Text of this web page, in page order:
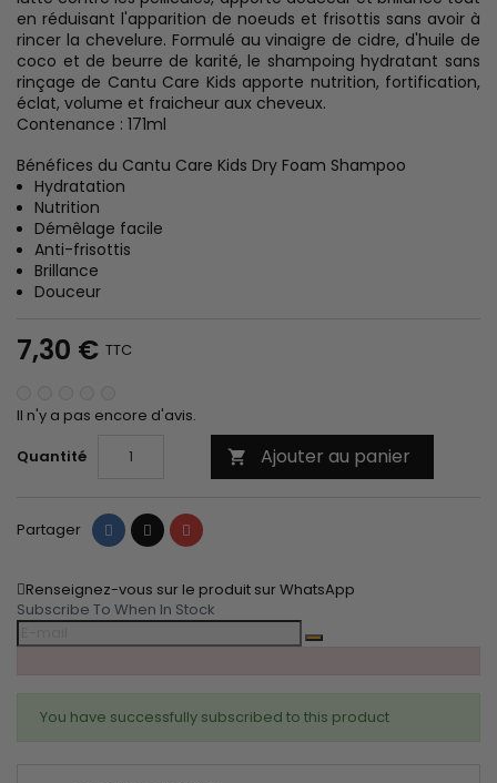
en réduisant l'apparition de noeuds et frisottis sans avoir à
rincer la chevelure. Formulé au vinaigre de cidre, d'huile de
coco et de beurre de karité, le shampoing hydratant sans
rinçage de Cantu Care Kids apporte nutrition, fortification,
éclat, volume et fraicheur aux cheveux.
Contenance : 171ml
Bénéfices du Cantu Care Kids Dry Foam Shampoo
Hydratation
Nutrition
Démêlage facile
Anti-frisottis
Brillance
Douceur
7,30 € TTC
Il n'y a pas encore d'avis.
Quantité
 Ajouter au panier
Partager PartagerTweet Pinterest
Renseignez-vous sur le produit sur WhatsApp
Subscribe To When In Stock
You have successfully subscribed to this product